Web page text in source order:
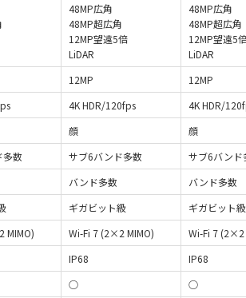
48MP広角
48MP超広角
12MP望遠5倍
LiDAR
48MP広角
48MP超広角
12MP望遠5
LiDAR
12MP
12MP
4K HDR/120fps
4K HDR/
顔
顔
多数 サブ6バンド多数
サブ6バンド
バンド多数
バンド多数
ギガビット級
ギガビット級
MIMO) Wi-Fi 7 (2×2 MIMO)
Wi-Fi 7 (2×2
IP68
IP68
○ ○